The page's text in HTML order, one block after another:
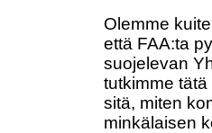
Olemme
että FAA:ta
suojelevan
tutkimme
sitä, miten
minkälaisen